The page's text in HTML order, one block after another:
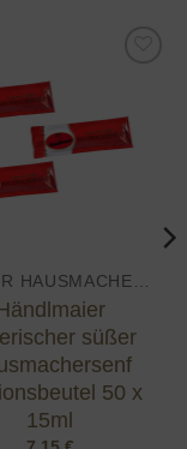
SÜSSER HAUSMACHERSENF
süßer
50 x
15ml